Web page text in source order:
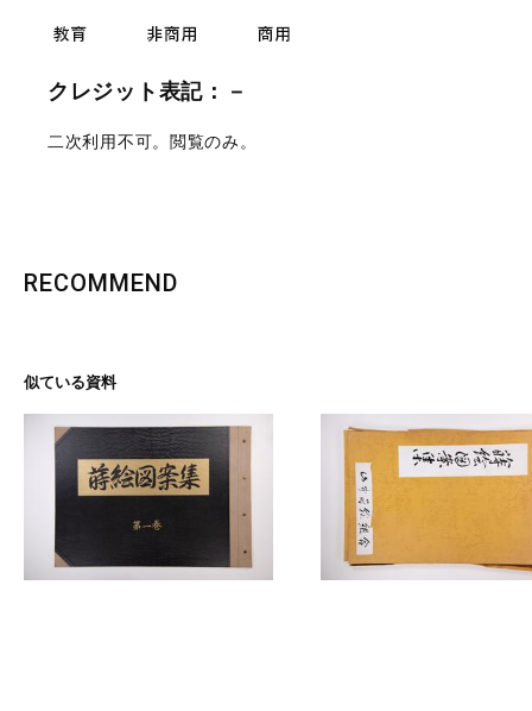
クレジット表記：－
二次利用不可。閲覧のみ。
RECOMMEND
似ている資料